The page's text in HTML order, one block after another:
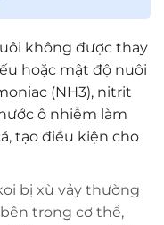
không được thay
hoặc mật độ nuôi
(NH3), nitrit
ô nhiễm làm
tạo điều kiện cho
bị xù vảy thường
trong cơ thể,